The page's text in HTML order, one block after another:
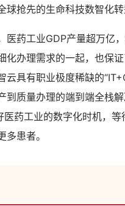
抢先的生命科技数智化转
医药工业GDP产量超万亿
化办理需求的一起，也保
云具有职业极度稀缺的
到质量办理的端到端全栈
医药工业的数字化时机，
患者。